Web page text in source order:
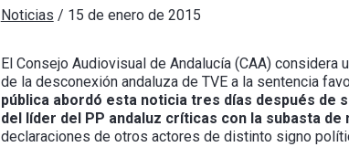
Noticias / 15 de enero de 2015
El Consejo Audiovisual de Andalucía (CAA)
de la desconexión andaluza de TVE a la sentencia
pública abordó esta noticia tres días después de
del líder del PP andaluz críticas con la subasta de
declaraciones de otros actores de distinto signo